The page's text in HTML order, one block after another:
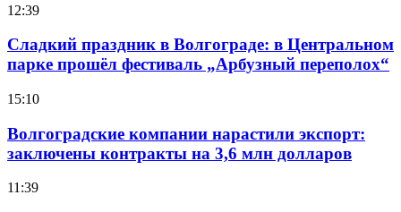
12:39
Сладкий праздник в Волгограде: в Центральном
парке прошёл фестиваль „Арбузный переполох“
15:10
Волгоградские компании нарастили экспорт:
заключены контракты на 3,6 млн долларов
11:39